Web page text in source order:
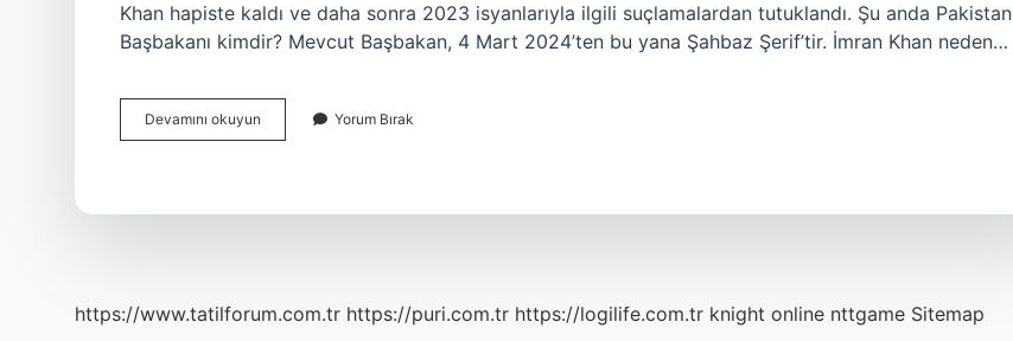
Khan hapiste kaldı ve daha sonra 2023 isyanlarıyla ilgili suçlamalardan tutuklandı. Şu anda Pakistan
Başbakanı kimdir? Mevcut Başbakan, 4 Mart 2024’ten bu yana Şahbaz Şerif’tir. İmran Khan neden…
Devamını okuyun Pakistan
Başbakanı
Yorum Bırak
https://www.tatilforum.com.tr https://puri.com.tr https://logilife.com.tr knight online nttgame Sitemap